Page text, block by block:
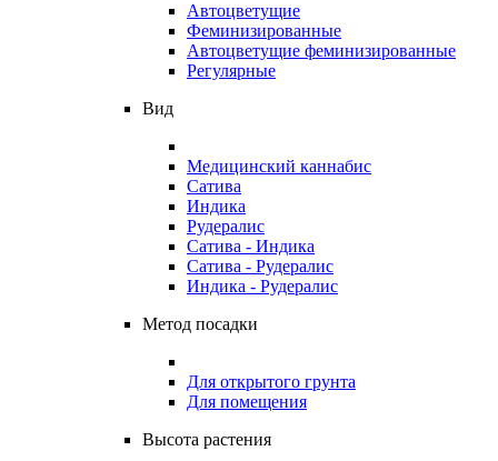
Автоцветущие
Феминизированные
Автоцветущие феминизированные
Регулярные
Вид
Медицинский каннабис
Сатива
Индика
Рудералис
Сатива - Индика
Сатива - Рудералис
Индика - Рудералис
Метод посадки
Для открытого грунта
Для помещения
Высота растения